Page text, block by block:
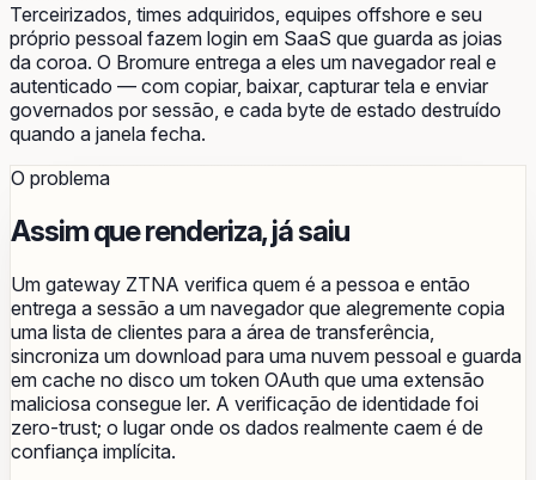
Terceirizados, times adquiridos, equipes offshore e seu
próprio pessoal fazem login em SaaS que guarda as joias
da coroa. O Bromure entrega a eles um navegador real e
autenticado — com copiar, baixar, capturar tela e enviar
governados por sessão, e cada byte de estado destruído
quando a janela fecha.
O problema
Assim que renderiza, já saiu
Um gateway ZTNA verifica quem é a pessoa e então
entrega a sessão a um navegador que alegremente copia
uma lista de clientes para a área de transferência,
sincroniza um download para uma nuvem pessoal e guarda
em cache no disco um token OAuth que uma extensão
maliciosa consegue ler. A verificação de identidade foi
zero-trust; o lugar onde os dados realmente caem é de
confiança implícita.